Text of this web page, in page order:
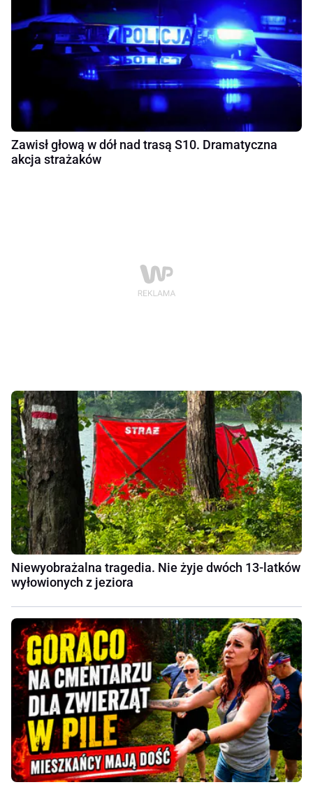
Zawisł głową w dół nad trasą S10. Dramatyczna
akcja strażaków
Niewyobrażalna tragedia. Nie żyje dwóch 13-latków
wyłowionych z jeziora